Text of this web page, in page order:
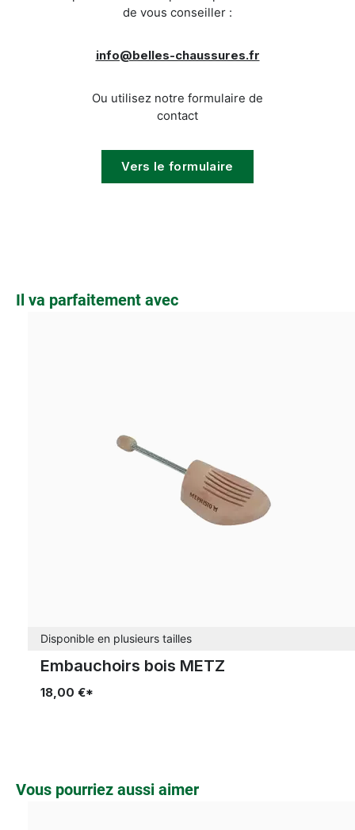
de vous conseiller :
info@belles-chaussures.fr
Ou utilisez notre formulaire de
contact
Vers le formulaire
Ignorer la galerie de produits
Il va parfaitement avec
Disponible en plusieurs tailles
Embauchoirs bois METZ
18,00 €*
Ignorer la galerie de produits
Vous pourriez aussi aimer